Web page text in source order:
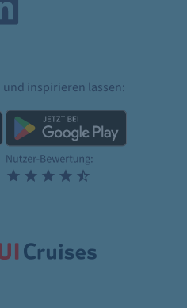
inspirieren lassen: